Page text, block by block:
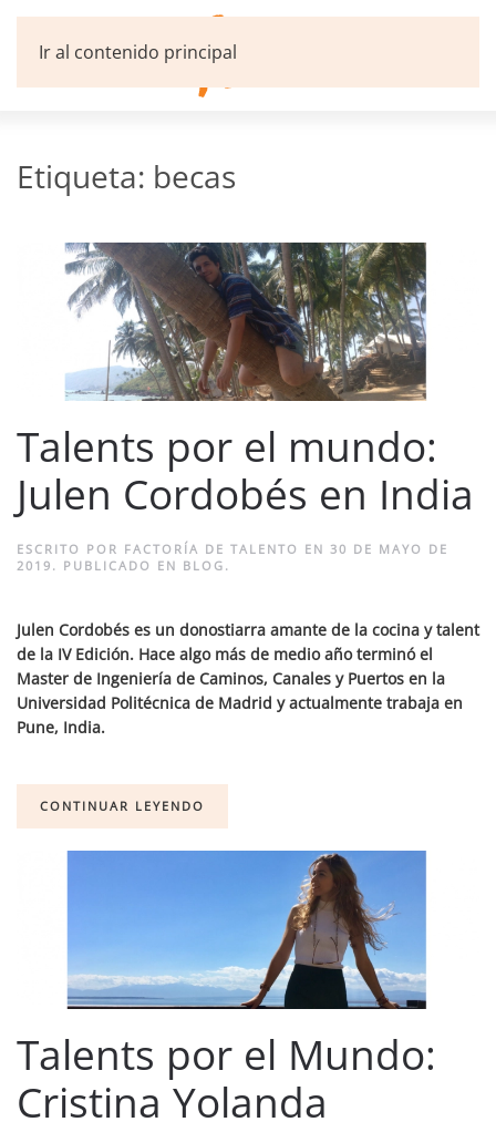
Ir al contenido principal
Etiqueta: becas
Talents por el mundo:
Julen Cordobés en India
ESCRITO POR FACTORÍA DE TALENTO EN 30 DE MAYO DE
2019 . PUBLICADO EN BLOG .
Julen Cordobés es un donostiarra amante de la cocina y talent
de la IV Edición. Hace algo más de medio año terminó el
Master de Ingeniería de Caminos, Canales y Puertos en la
Universidad Politécnica de Madrid y actualmente trabaja en
Pune, India.
CONTINUAR LEYENDO
Talents por el Mundo:
Cristina Yolanda